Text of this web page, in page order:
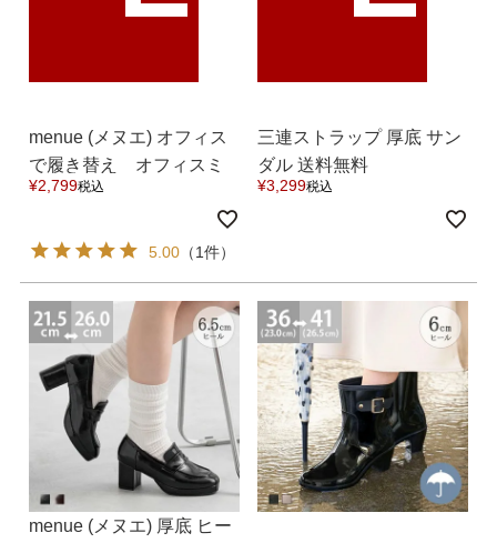
menue (メヌエ) オフィス
で履き替え オフィスミ
ュールサンダル 送料無料
¥2,799税込
5.00（1件）
三連ストラップ 厚底 サン
ダル 送料無料
¥3,299税込
menue (メヌエ) 厚底 ヒー